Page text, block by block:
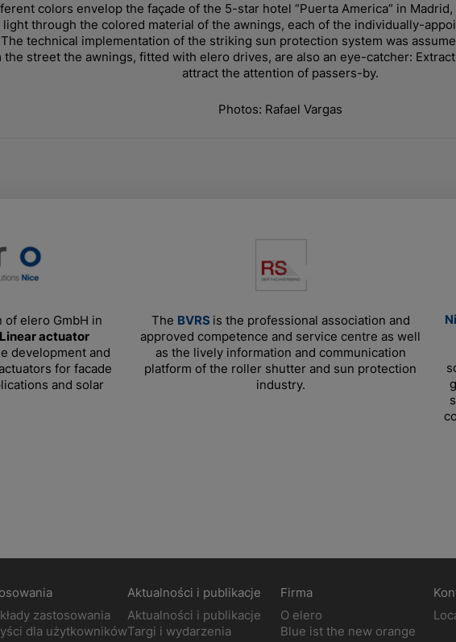
colors envelop the façade of the 5-star hotel “Puerta America” in
through the colored material of the awnings, each of the individually-
technical implementation of the striking sun protection system was
the street the awnings, fitted with elero drives, are also an eye-catcher:
attract the attention of passers-by.
Photos: Rafael Vargas
elero GmbH in
Linear actuator
development and
for facade
and solar
The BVRS is the professional association and
approved competence and service centre as well
as the lively information and communication
platform of the roller shutter and sun protection
industry.
zastosowania
dla użytkowników
Aktualności i publikacje
Aktualności i publikacje
Targi i wydarzenia
Firma
O elero
Blue ist the new orange